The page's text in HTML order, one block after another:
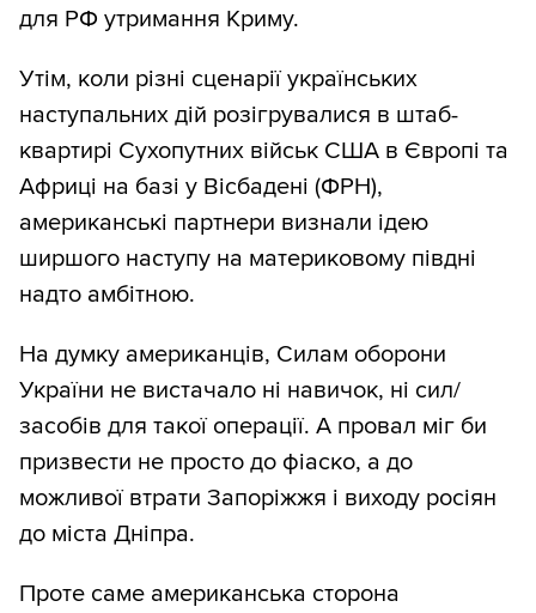
для РФ утримання Криму.
Утім, коли різні сценарії українських
наступальних дій розігрувалися в штаб-
квартирі Сухопутних військ США в Європі та
Африці на базі у Вісбадені (ФРН),
американські партнери визнали ідею
ширшого наступу на материковому півдні
надто амбітною.
На думку американців, Силам оборони
України не вистачало ні навичок, ні сил/
засобів для такої операції. А провал міг би
призвести не просто до фіаско, а до
можливої втрати Запоріжжя і виходу росіян
до міста Дніпра.
Проте саме американська сторона